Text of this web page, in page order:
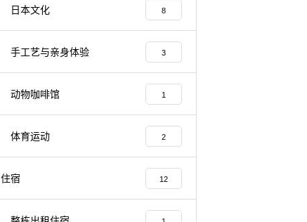
日本文化 8
手工艺与亲身体验 3
动物咖啡馆 1
体育运动 2
住宿 12